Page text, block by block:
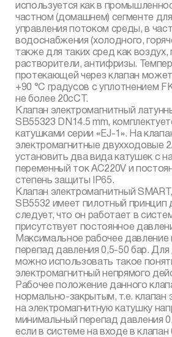
используется как в
частном (домашнем) сегменте
управления потоком среды, в
водоснабжения (холодного,
также для таких сред как воздух,
растворители, антифризы.
протекающей через клапан
+90 °С градусов с уплотнением
не более 20сСТ.
Клапан электромагнитный
SB55323 DN14.5 mm,
катушками серии «EJ-1». На
электромагнитные двухходовые
установить два вида катушек с
переменный ток AC220V и
степень защиты IP65.
Клапан электромагнитный
SB5532 имеет пилотный принцип
следует, что он работает в
присутствует постоянное
Максимальное рабочее давление
перепад давления 0,5-50 бар. Для
можно использовать такое
электромагнитный непрямого
Рабочее положение данного
нормально-закрытым, т.е. клапан
на электромагнитную катушку
минимальный перепад давления
если в системе на входе в клапан